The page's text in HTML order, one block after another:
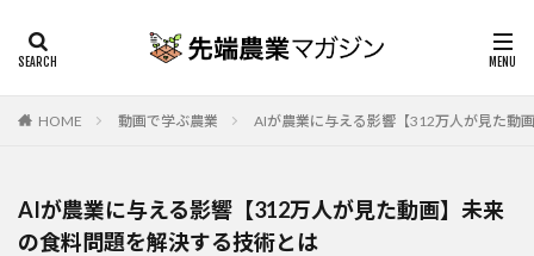
HOME 動画で学ぶ農業 AIが農業に与える影響【312万人が見た動
AIが農業に与える影響【312万人が見た動画】未来
の食料問題を解決する技術とは